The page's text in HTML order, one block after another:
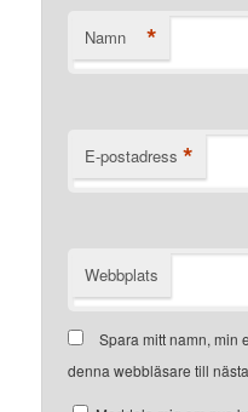
Namn *
E-postadress *
Webbplats
Spara mitt namn, min
denna webbläsare till